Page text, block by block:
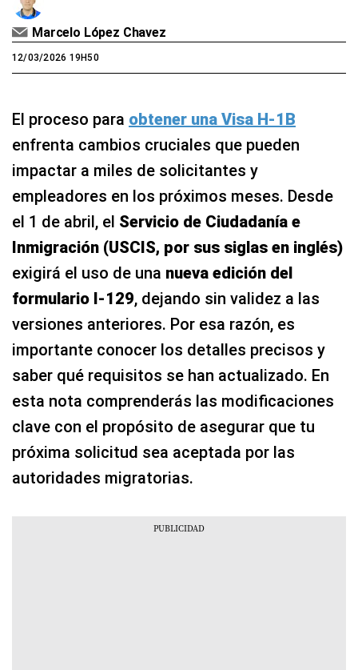
Marcelo López Chavez
12/03/2026 19H50
El proceso para obtener una Visa H-1B
enfrenta cambios cruciales que pueden
impactar a miles de solicitantes y
empleadores en los próximos meses. Desde
el 1 de abril, el Servicio de Ciudadanía e
Inmigración (USCIS, por sus siglas en inglés)
exigirá el uso de una nueva edición del
formulario I-129, dejando sin validez a las
versiones anteriores. Por esa razón, es
importante conocer los detalles precisos y
saber qué requisitos se han actualizado. En
esta nota comprenderás las modificaciones
clave con el propósito de asegurar que tu
próxima solicitud sea aceptada por las
autoridades migratorias.